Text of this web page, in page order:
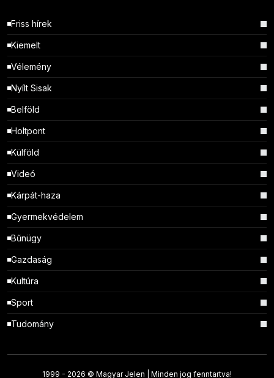
Friss hírek
Kiemelt
Vélemény
Nyílt Sisak
Belföld
Holtpont
Külföld
Videó
Kárpát-haza
Gyermekvédelem
Bűnügy
Gazdaság
Kultúra
Sport
Tudomány
1999 - 2026 © Magyar Jelen | Minden jog fenntartva!